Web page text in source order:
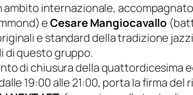
ambito internazionale,
eCesare Mangiocavallo
e standard della tradizione
di questo gruppo.
di chiusura della quattordicesima
19:00 alle 21:00, porta la firma